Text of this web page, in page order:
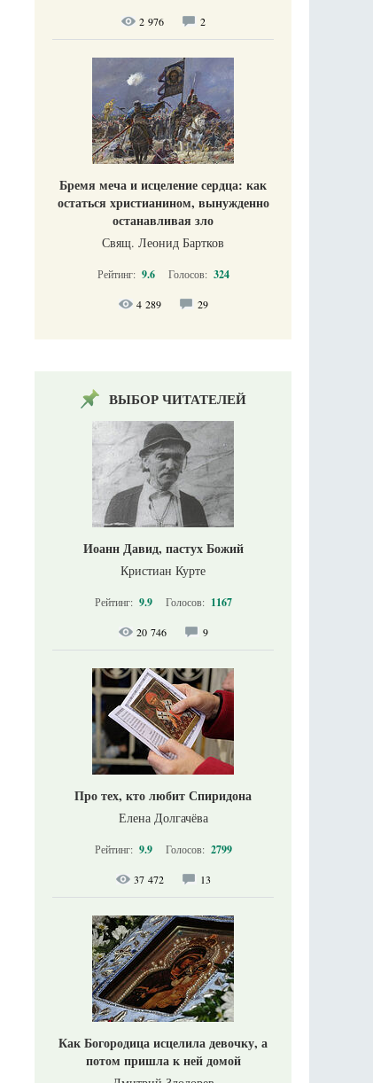
2 976 2
Бремя меча и исцеление сердца: как
остаться христианином, вынужденно
останавливая зло
Свящ. Леонид Бартков
Рейтинг: 9.6 Голосов: 324
4 289 29
ВЫБОР ЧИТАТЕЛЕЙ
Иоанн Давид, пастух Божий
Кристиан Курте
Рейтинг: 9.9 Голосов: 1167
20 746 9
Про тех, кто любит Спиридона
Елена Долгачёва
Рейтинг: 9.9 Голосов: 2799
37 472 13
Как Богородица исцелила девочку, а
потом пришла к ней домой